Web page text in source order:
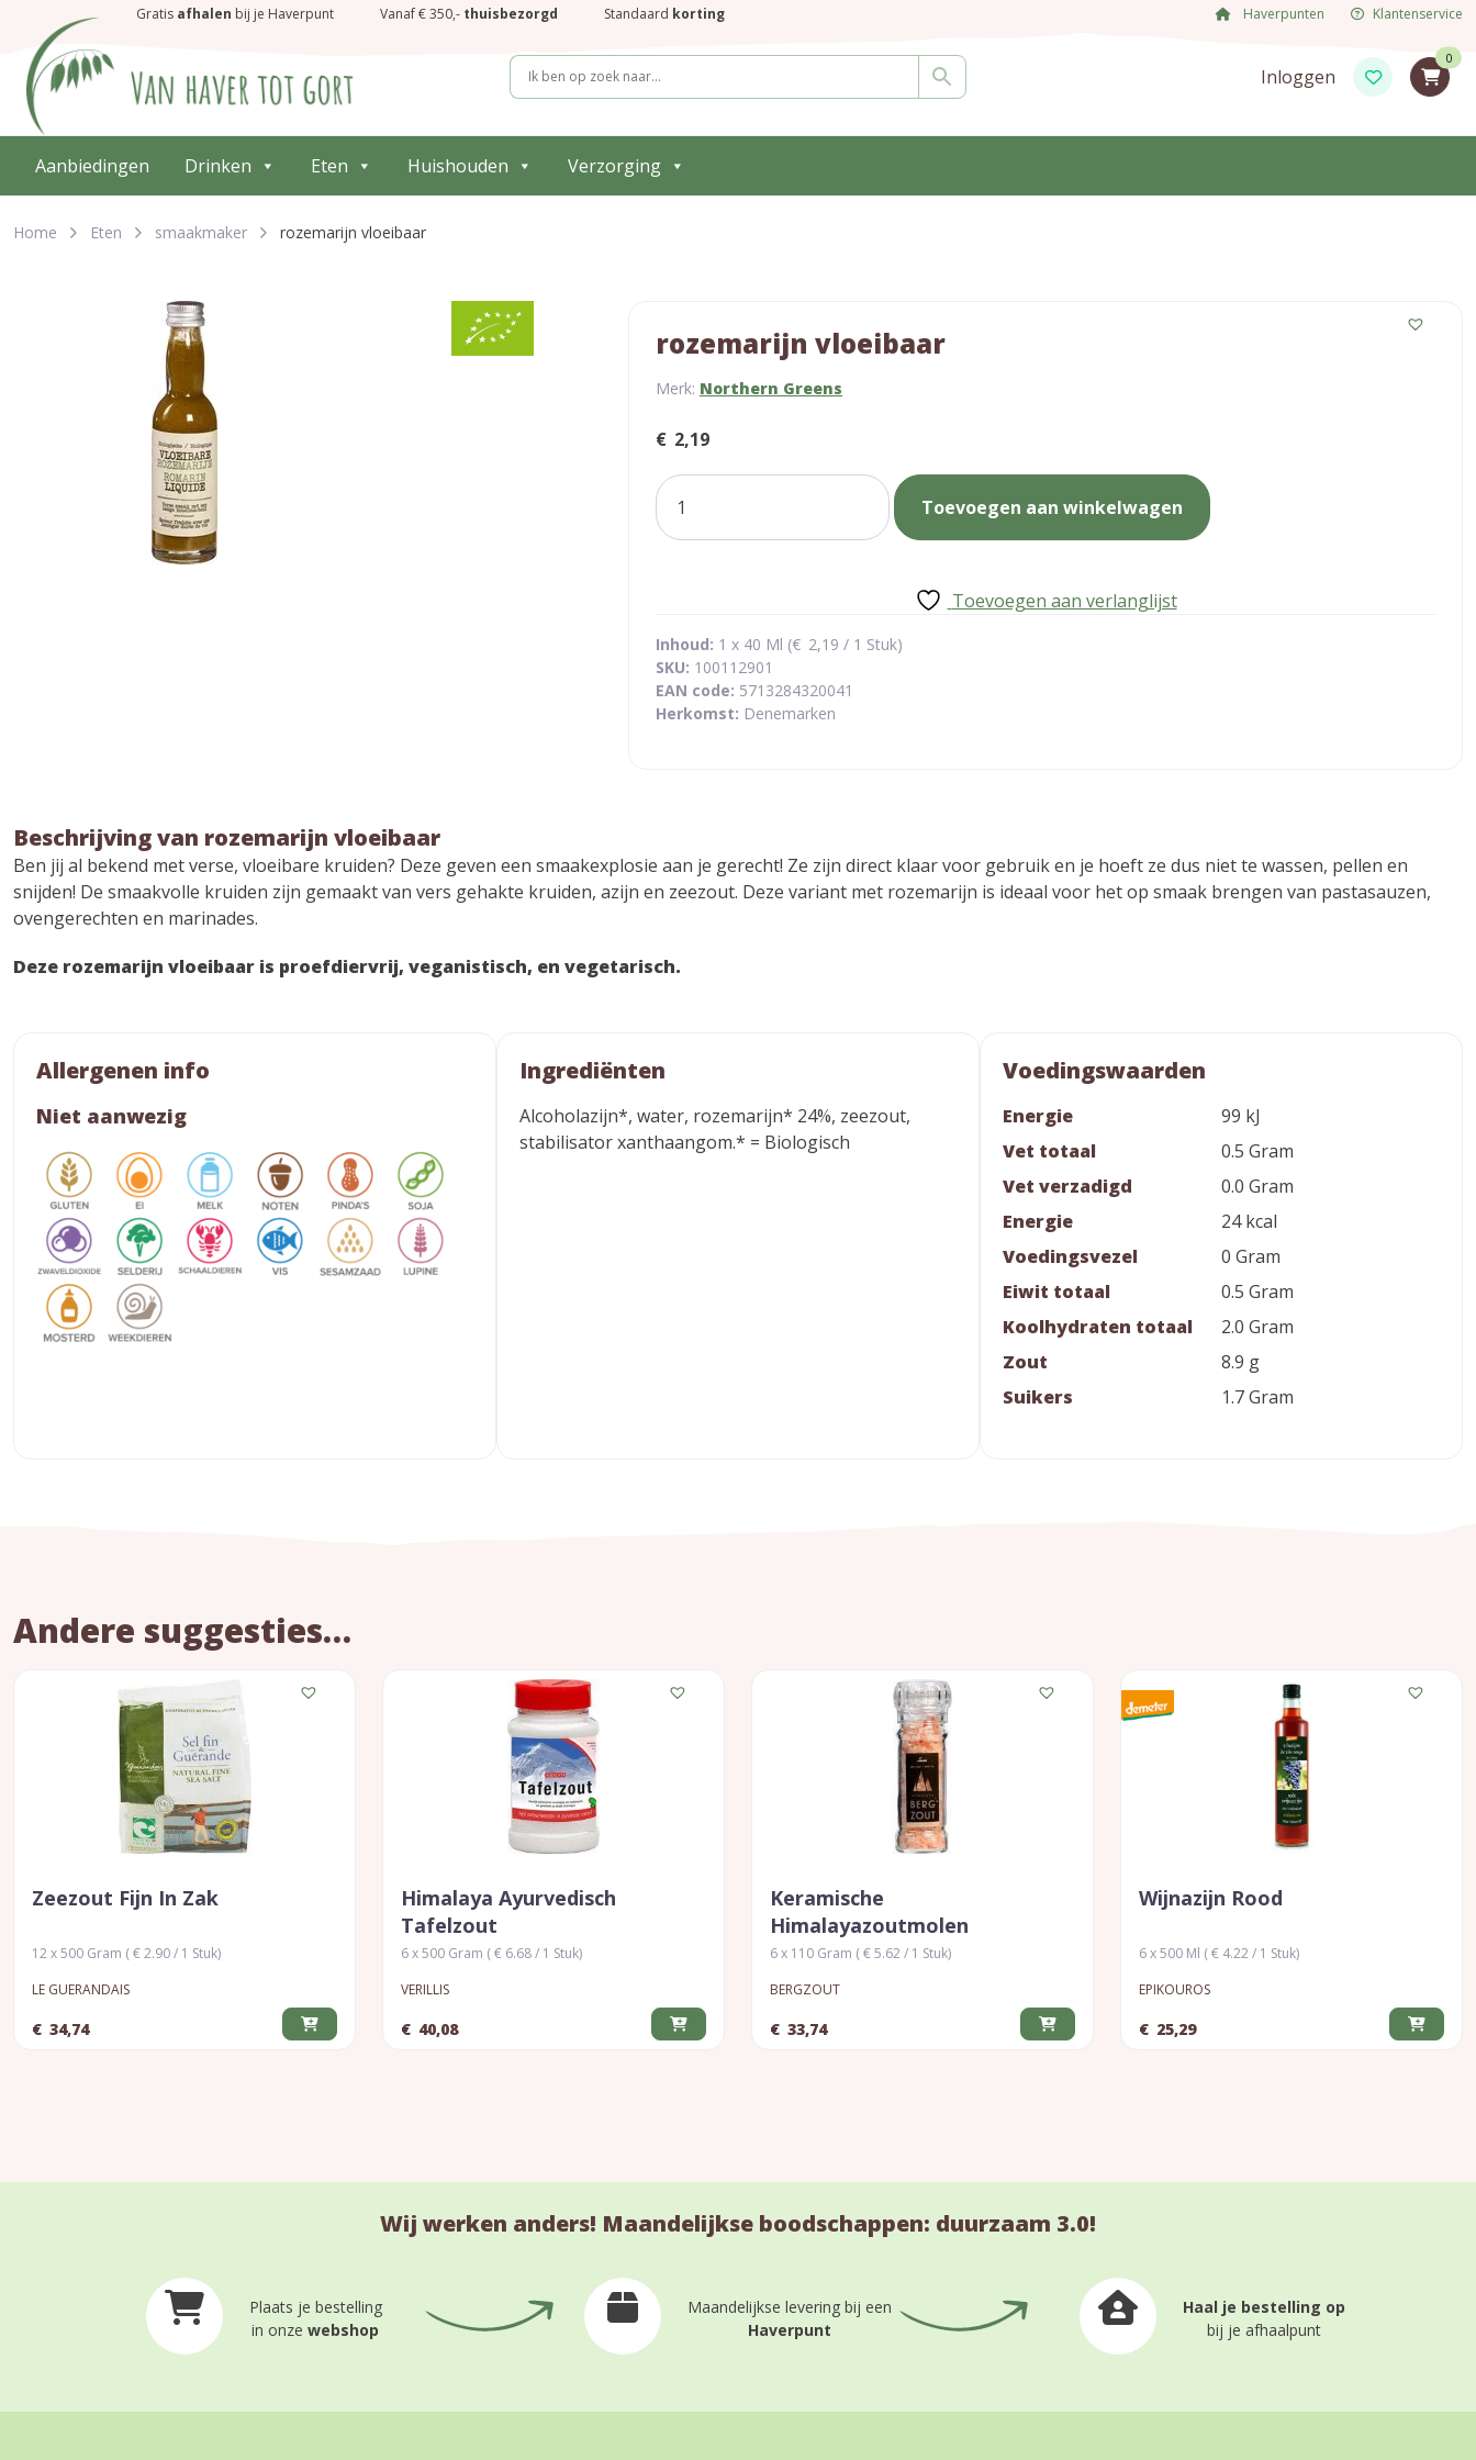
Gratis afhalen bij je Haverpunt Vanaf € 350,- thuisbezorgd Standaard korting Haverpunten Klantenservice
Inloggen
0
Aanbiedingen Drinken Eten Huishouden Verzorging
Home Eten smaakmaker rozemarijn vloeibaar
rozemarijn vloeibaar
Merk: Northern Greens
€ 2,19
rozemarijn
vloeibaar
aantal
Toevoegen aan winkelwagen
Toevoegen aan verlanglijst
Inhoud: 1 x 40 Ml (€ 2,19 / 1 Stuk)
SKU: 100112901
EAN code: 5713284320041
Herkomst: Denemarken
Beschrijving van rozemarijn vloeibaar
Ben jij al bekend met verse, vloeibare kruiden? Deze geven een smaakexplosie aan je gerecht! Ze zijn direct klaar voor gebruik en je hoeft ze dus niet te wassen, pellen en
snijden! De smaakvolle kruiden zijn gemaakt van vers gehakte kruiden, azijn en zeezout. Deze variant met rozemarijn is ideaal voor het op smaak brengen van pastasauzen,
ovengerechten en marinades.
Deze rozemarijn vloeibaar is proefdiervrij, veganistisch, en vegetarisch.
Allergenen info
Niet aanwezig
Ingrediënten
Alcoholazijn*, water, rozemarijn* 24%, zeezout,
stabilisator xanthaangom.* = Biologisch
Voedingswaarden
Energie
99 kJ
Vet totaal
0.5 Gram
Vet verzadigd
0.0 Gram
Energie
24 kcal
Voedingsvezel
0 Gram
Eiwit totaal
0.5 Gram
Koolhydraten totaal
2.0 Gram
Zout
8.9 g
Suikers
1.7 Gram
Andere suggesties…
Zeezout Fijn In Zak
12 x 500 Gram ( € 2.90 / 1 Stuk)
LE GUERANDAIS
€ 34,74
Himalaya Ayurvedisch
Tafelzout
6 x 500 Gram ( € 6.68 / 1 Stuk)
VERILLIS
€ 40,08
Keramische
Himalayazoutmolen
6 x 110 Gram ( € 5.62 / 1 Stuk)
BERGZOUT
€ 33,74
Wijnazijn Rood
6 x 500 Ml ( € 4.22 / 1 Stuk)
EPIKOUROS
€ 25,29
Wij werken anders! Maandelijkse boodschappen: duurzaam 3.0!
Plaats je bestelling
in onze webshop
Maandelijkse levering bij een
Haverpunt
Haal je bestelling op
bij je afhaalpunt